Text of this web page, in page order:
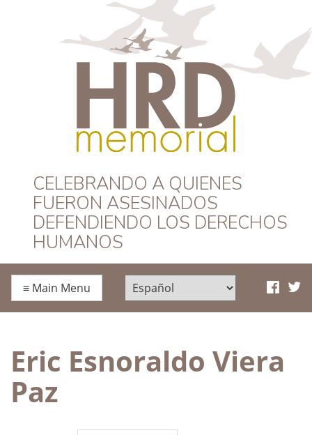
HRD Memorial –
Español
CELEBRANDO A QUIENES
FUERON ASESINADOS
DEFENDIENDO LOS DERECHOS
HUMANOS
≡ Main Menu
Eric Esnoraldo Viera
Paz